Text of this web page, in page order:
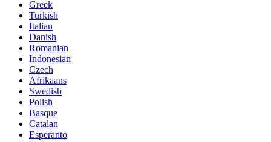
Greek
Turkish
Italian
Danish
Romanian
Indonesian
Czech
Afrikaans
Swedish
Polish
Basque
Catalan
Esperanto